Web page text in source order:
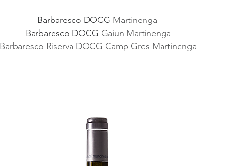
Barbaresco DOCG Martinenga
Barbaresco DOCG Gaiun Martinenga
Barbaresco Riserva DOCG Camp Gros Martinenga